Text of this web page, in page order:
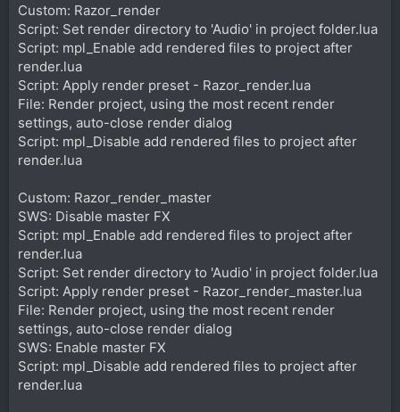
Custom: Razor_render
Script: Set render directory to 'Audio' in project folder.lua
Script: mpl_Enable add rendered files to project after
render.lua
Script: Apply render preset - Razor_render.lua
File: Render project, using the most recent render
settings, auto-close render dialog
Script: mpl_Disable add rendered files to project after
render.lua
Custom: Razor_render_master
SWS: Disable master FX
Script: mpl_Enable add rendered files to project after
render.lua
Script: Set render directory to 'Audio' in project folder.lua
Script: Apply render preset - Razor_render_master.lua
File: Render project, using the most recent render
settings, auto-close render dialog
SWS: Enable master FX
Script: mpl_Disable add rendered files to project after
render.lua